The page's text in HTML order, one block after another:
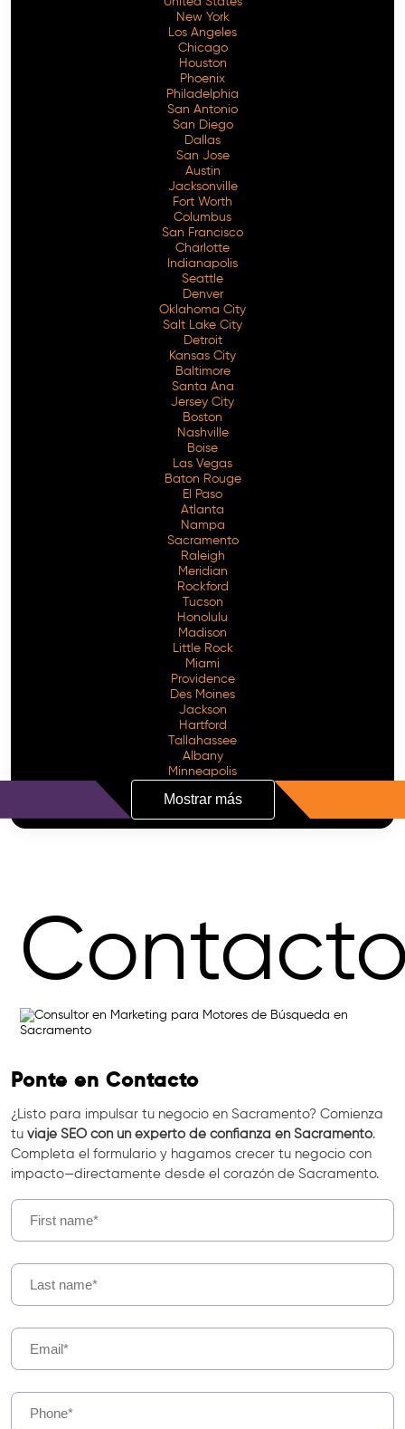
New York
Los Angeles
Chicago
Houston
Phoenix
Philadelphia
San Antonio
San Diego
Dallas
San Jose
Austin
Jacksonville
Fort Worth
Columbus
San Francisco
Charlotte
Indianapolis
Seattle
Denver
Oklahoma City
Salt Lake City
Detroit
Kansas City
Baltimore
Santa Ana
Jersey City
Boston
Nashville
Boise
Las Vegas
Baton Rouge
El Paso
Atlanta
Nampa
Sacramento
Raleigh
Meridian
Rockford
Tucson
Honolulu
Madison
Little Rock
Miami
Providence
Des Moines
Jackson
Hartford
Tallahassee
Albany
Minneapolis
Mostrar más
Ponte en Contacto
¿Listo para impulsar tu negocio en Sacramento? Comienza
tu viaje SEO con un experto de confianza en Sacramento.
Completa el formulario y hagamos crecer tu negocio con
impacto—directamente desde el corazón de Sacramento.